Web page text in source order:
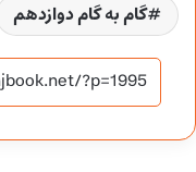
گام به گام دوازدهم